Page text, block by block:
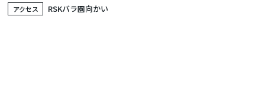
アクセス RSKバラ園向かい